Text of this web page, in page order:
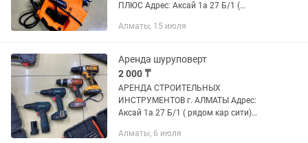
ПЛЮС Адрес: Аксай 1а 27 Б/1 (
недорого! В чистом и рабочем
вашего ремонта! ...
Алматы, 15 июля
Аренда шуруповерт
2 000 ₸
АРЕНДА СТРОИТЕЛЬНЫХ
ИНСТРУМЕНТОВ г. АЛМАТЫ Адрес:
Аксай 1а 27 Б/1 ( рядом кар сити)
рабочем состоянии Надежный
Алматы, 6 июля